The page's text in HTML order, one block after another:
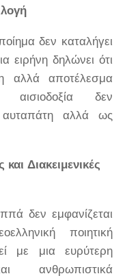
δεν καταλήγει
δηλώνει ότι
αλλά αποτέλεσμα
δεν
αυταπάτη αλλά ως
Διακειμενικές
δεν εμφανίζεται
ποιητική
με μια ευρύτερη
ανθρωπιστικά